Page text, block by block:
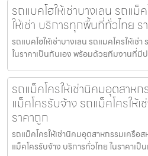
รถแบคโฮให้เช่าบางเลน รถแ
ให้เช่า บริการทุกพื้นที่ทั่วไทย ร
รถแบคโฮให้เช่าบางเลน รถแมคโครให้เช่
ในราคาเป็นกันเอง พร้อมด้วยทีมงานที่มี
รถแม็คโครให้เช่านิคมอุตสา
แม็คโครรับจ้าง รถแม็คโครให้
ราคาถูก
รถแม็คโครให้เช่านิคมอุตสาหกรรมเครือ
แม็คโครรับจ้าง บริการทั่วไทย ในราคาเ